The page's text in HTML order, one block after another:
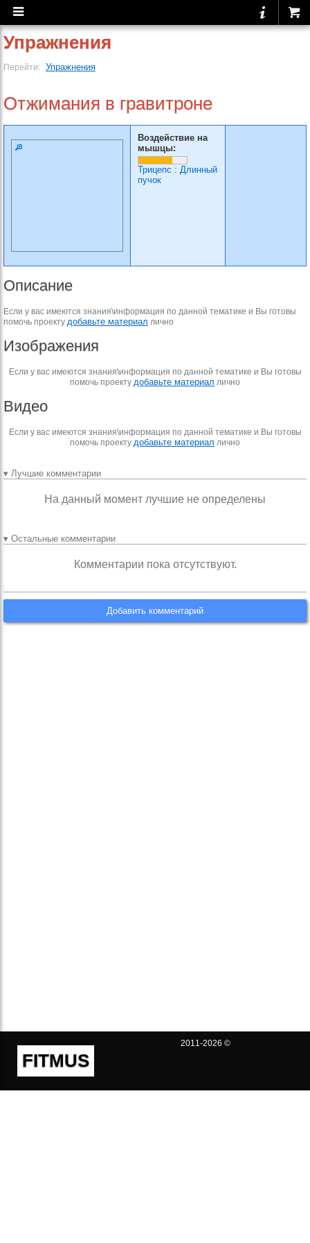
Упражнения
Перейти: Упражнения
Отжимания в гравитроне
Воздействие на
мышцы:
Трицепс : Длинный
пучок
Описание
Если у вас имеются знания\информация по данной тематике и Вы готовы
помочь проекту добавьте материал лично
Изображения
Если у вас имеются знания\информация по данной тематике и Вы готовы
помочь проекту добавьте материал лично
Видео
Если у вас имеются знания\информация по данной тематике и Вы готовы
помочь проекту добавьте материал лично
▾ Лучшие комментарии
На данный момент лучшие не определены
▾ Остальные комментарии
Комментарии пока отсутствуют.
Добавить комментарий
FITMUS
2011-2026 ©